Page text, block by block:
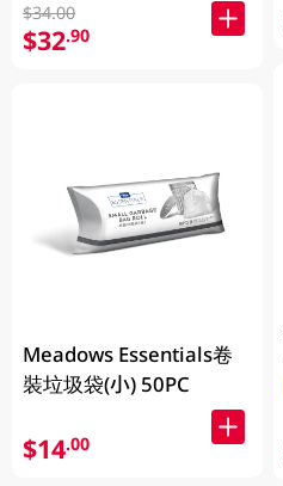
$34.00
$32.90
Meadows Essentials卷
裝垃圾袋(小) 50PC
$14.00